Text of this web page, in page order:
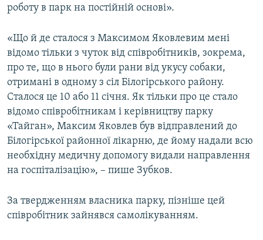
роботу в парк на постійній основі».
«Що й де сталося з Максимом Яковлевим мені
відомо тільки з чуток від співробітників, зокрема,
про те, що в нього були рани від укусу собаки,
отримані в одному з сіл Білогірського району.
Сталося це 10 або 11 січня. Як тільки про це стало
відомо співробітникам і керівництву парку
«Тайган», Максим Яковлев був відправлений до
Білогірської районної лікарню, де йому надали всю
необхідну медичну допомогу видали направлення
на госпіталізацію», – пише Зубков.
За твердженням власника парку, пізніше цей
співробітник зайнявся самолікуванням.